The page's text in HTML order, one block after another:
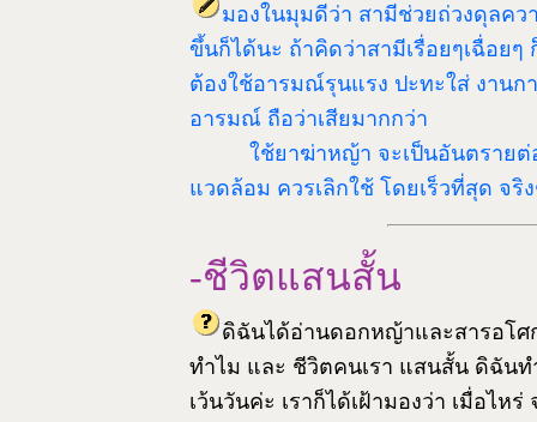
มองในมุมดีว่า สามีช่วยถ่วงดุลคว
ขึ้นก็ได้นะ ถ้าคิดว่าสามีเรื่อยๆเฉื่อย
ต้องใช้อารมณ์รุนแรง ปะทะใส่ งานก
อารมณ์ ถือว่าเสียมากกว่า
ใช้ยาฆ่าหญ้า จะเป็นอันตราย
แวดล้อม ควรเลิกใช้ โดยเร็วที่สุด จริ
-ชีวิตแสนสั้น
ดิฉันได้อ่านดอกหญ้าและสารอโศ
ทำไม และ ชีวิตคนเรา แสนสั้น ดิฉันท
เว้นวันค่ะ เราก็ได้เฝ้ามองว่า เมื่อไ